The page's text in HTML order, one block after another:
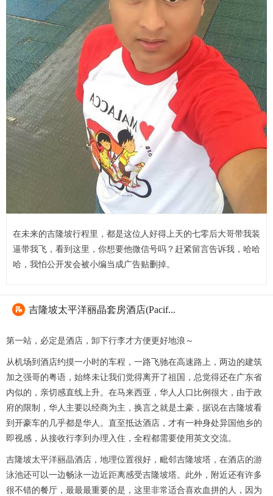
在未来的吉隆坡行程里，都是这位人好得上天的七零后大哥带我装
逼带我飞，看到这里，你想要他微信号吗？赶紧留言告诉我，哈哈
哈，我怕公开发会被小编当成广告贴删掉。
 吉隆坡太平洋丽晶套房酒店(Pacif...
第一站，必定是酒店，卸下行李才方便更好地浪～
从机场到酒店约摸一小时的车程，一路飞驰在高速路上，两边的建筑
加之强哥的粤语，始终未让我们觉得离开了祖国，总觉得还在广东省
内似的，亲切感直线上升。在马来西亚，华人人口比例很大，由于政
府的限制，华人主要以经商为主，换言之就是土豪，据说在吉隆坡看
到开豪车的几乎都是华人。直至抵达酒店，才有一种身处异国他乡的
即视感，从接收行李到办理入住，全程都需要使用英文交流。
吉隆坡太平洋丽晶酒店，地理位置很好，毗邻吉隆坡塔，在酒店的游
泳池还可以一边畅泳一边近距离感受吉隆坡塔。此外，附近还有许多
很不错的餐厅，最最最重要的是，这里非常适合喜欢血拼的人，因为